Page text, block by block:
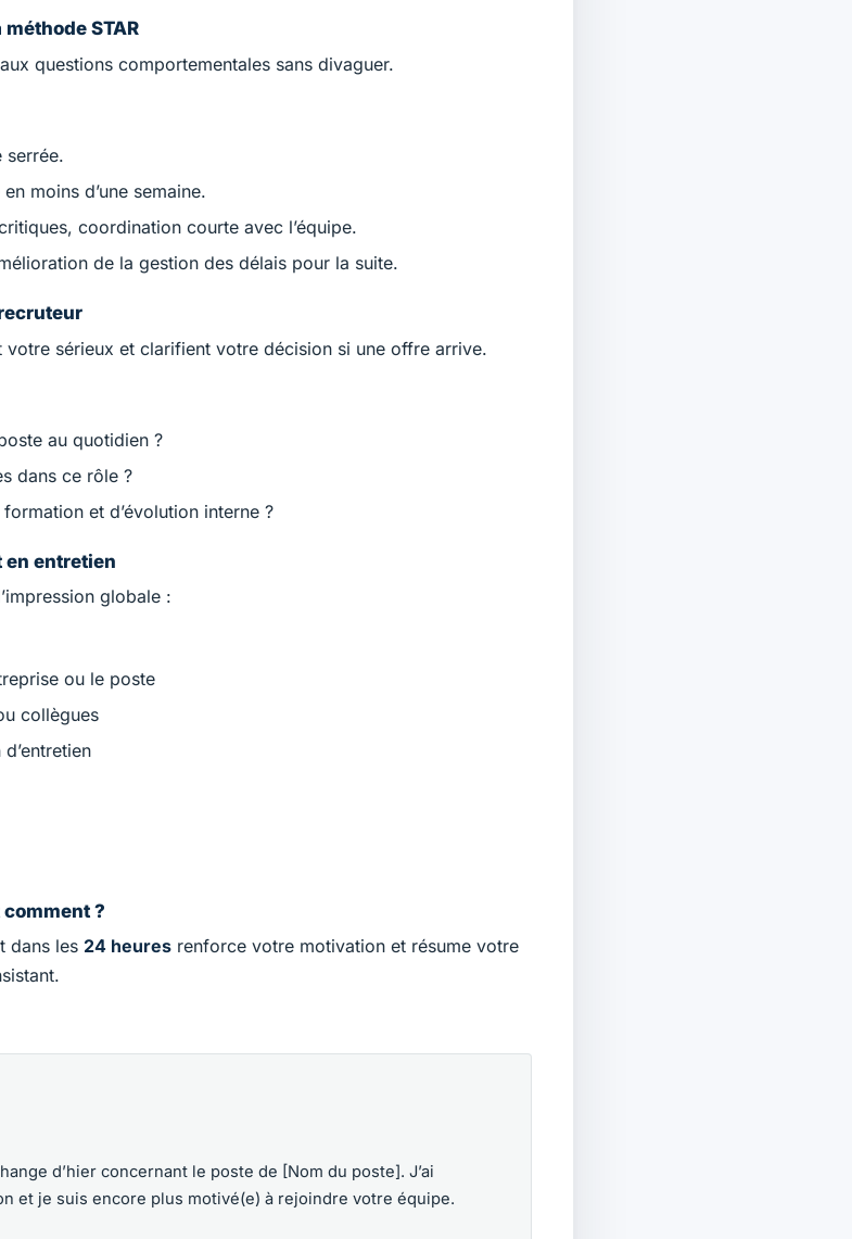
STAR
questions comportementales sans divaguer.
serrée.
moins d’une semaine.
coordination courte avec l’équipe.
de la gestion des délais pour la suite.
votre sérieux et clarifient votre décision si une offre arrive.
au quotidien ?
dans ce rôle ?
et d’évolution interne ?
en entretien
globale :
ou le poste
collègues
?
dans les 24 heuresrenforce votre motivation et résume votre
d’hier concernant le poste de [Nom du poste]. J’ai
et je suis encore plus motivé(e) à rejoindre votre équipe.